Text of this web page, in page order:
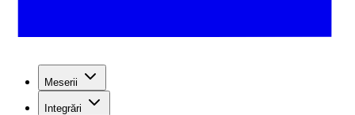
Meserii
Integrări